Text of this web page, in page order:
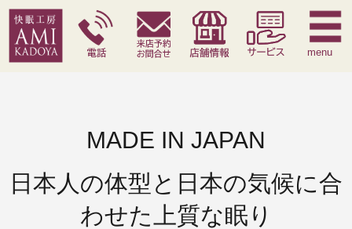
快眠枕 腰痛対策寝具 季節寝具 サービス
menu
MADE IN JAPAN
日本人の体型と日本の気候に合
わせた上質な眠り